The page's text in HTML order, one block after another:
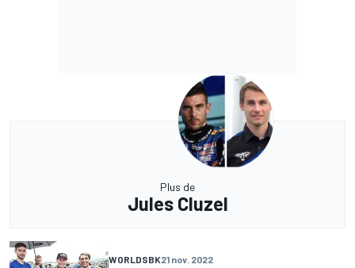
Plus de
Jules Cluzel
WORLDSBK21 nov. 2022